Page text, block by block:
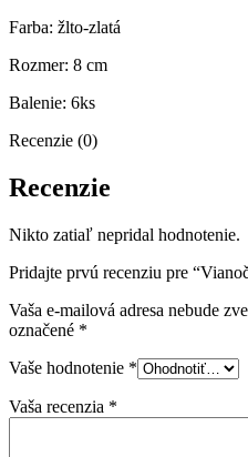
Farba: žlto-zlatá
Rozmer: 8 cm
Balenie: 6ks
Recenzie (0)
Recenzie
Nikto zatiaľ nepridal hodnotenie.
Pridajte prvú recenziu pre
Vaša e-mailová adresa nebude
označené *
Vaše hodnotenie *
Vaša recenzia *